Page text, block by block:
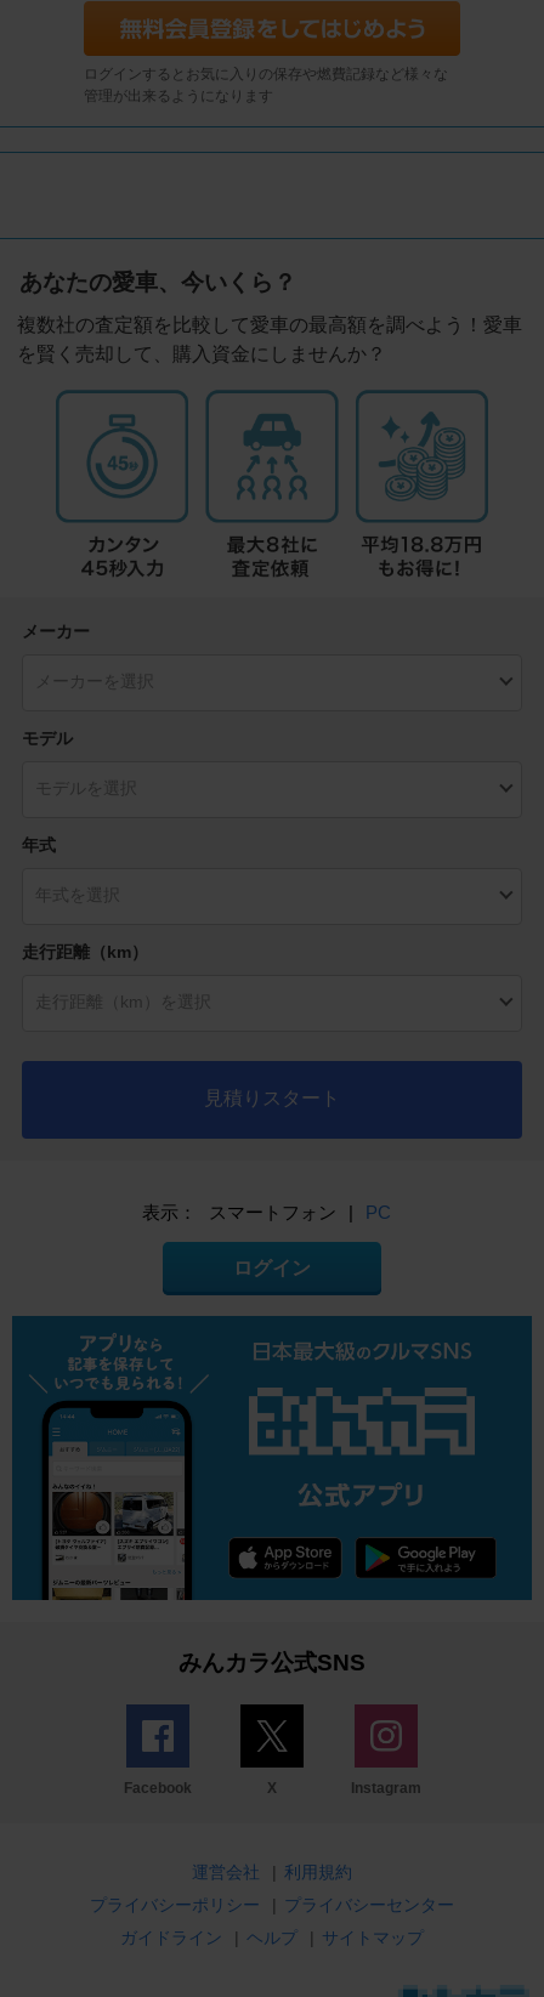
ログインするとお気に入りの保存や燃費記録など様々な
管理が出来るようになります
あなたの愛車、今いくら？
複数社の査定額を比較して愛車の最高額を調べよう！愛車
を賢く売却して、購入資金にしませんか？
メーカー
モデル
年式
走行距離（km）
見積りスタート
表示： スマートフォン | PC
ログイン
みんカラ公式SNS
Facebook X Instagram
運営会社 | 利用規約
プライバシーポリシー
| プライバシーセンター
ガイドライン
| ヘルプ | サイトマップ